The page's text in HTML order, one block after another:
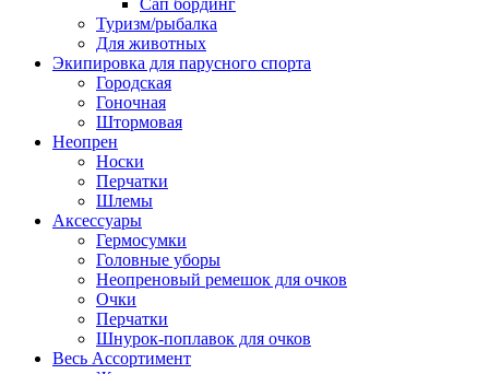
Сап бординг
Туризм/рыбалка
Для животных
Экипировка для парусного спорта
Городская
Гоночная
Штормовая
Неопрен
Носки
Перчатки
Шлемы
Аксессуары
Гермосумки
Головные уборы
Неопреновый ремешок для очков
Очки
Перчатки
Шнурок-поплавок для очков
Весь Ассортимент